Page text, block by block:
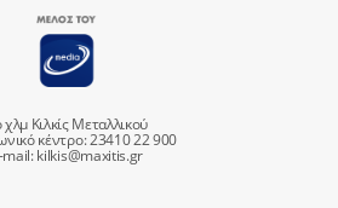
χλμ Κιλκίς Μεταλλικού
κέντρο: 23410 22 900
mail:kilkis@maxitis.gr